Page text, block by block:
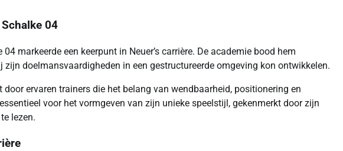
04
markeerde een keerpunt in Neuer’s carrière. De academie bood hem
doelmansvaardigheden in een gestructureerde omgeving kon ontwikkelen.
ervaren trainers die het belang van wendbaarheid, positionering en
voor het vormgeven van zijn unieke speelstijl, gekenmerkt door zijn
lezen.